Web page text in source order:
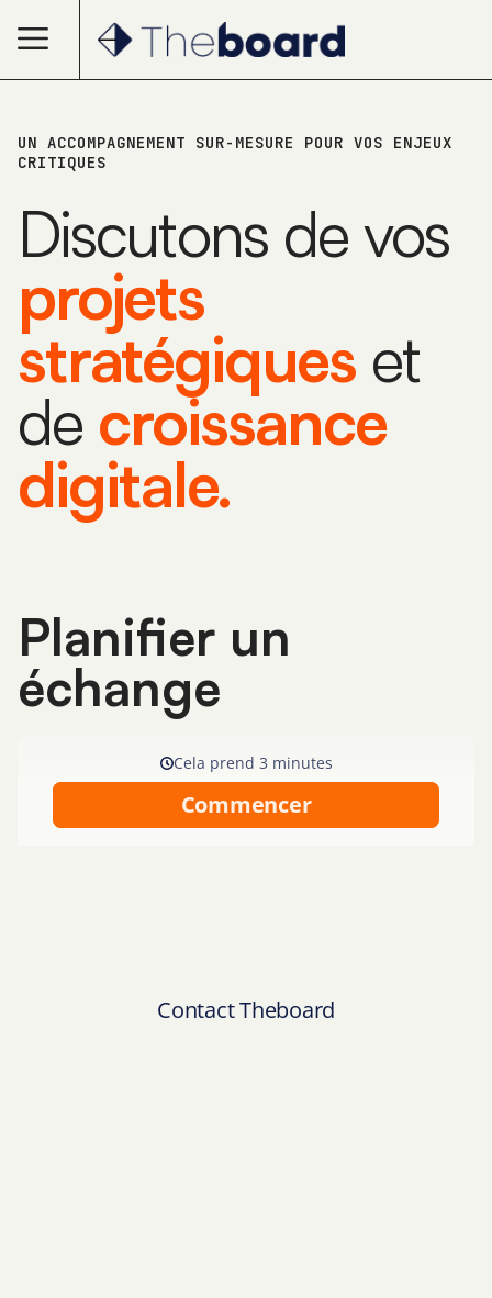
UN ACCOMPAGNEMENT SUR-MESURE POUR VOS ENJEUX
CRITIQUES
Discutons de vos
projets
stratégiqueset
decroissance
digitale.
Planifier un
échange